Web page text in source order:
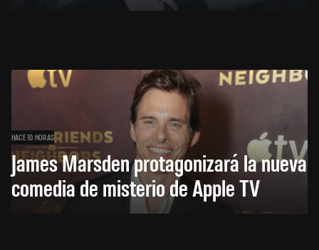
HACE 10 HORAS
James Marsden protagonizará la nueva
comedia de misterio de Apple TV